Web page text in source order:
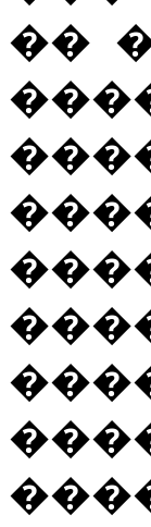
��